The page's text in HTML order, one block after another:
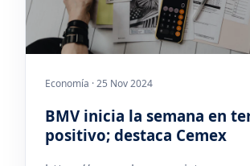
Economía · 25 Nov 2024
BMV inicia la semana en
positivo; destaca Cemex